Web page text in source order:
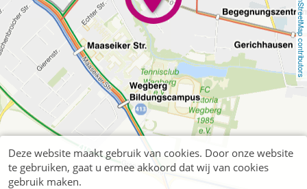
OpenStreetMap contributors
Deze website maakt gebruik van cookies. Door onze website
te gebruiken, gaat u ermee akkoord dat wij van cookies
gebruik maken.